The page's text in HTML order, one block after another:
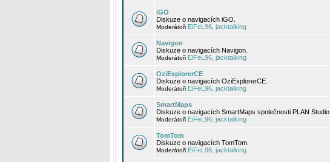
iGO
Diskuze o navigacích iGO.
Moderátoři EiFeL96 jacktalking
Navigon
Diskuze o navigacích Navigon.
Moderátoři EiFeL96 jacktalking
OziExplorerCE
Diskuze o navigacích OziExplorerCE.
Moderátoři EiFeL96 jacktalking
SmartMaps
Diskuze o navigacích SmartMaps společnosti PLAN Studio.
Moderátoři EiFeL96 jacktalking
TomTom
Diskuze o navigacích TomTom.
Moderátoři EiFeL96 jacktalking